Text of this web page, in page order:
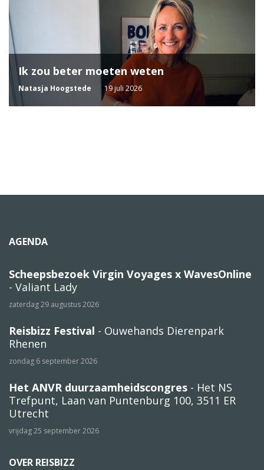
Ik zou beter moeten weten
Natasja Hoogstede 19 juli 2026
AGENDA
Scheepsbezoek Virgin Voyages x WavesOnline
- Valiant Lady
zaterdag 29 augustus 2026
Reisbizz Festival - Ouwehands Dierenpark
Rhenen
zondag 6 september 2026
Het ANVR duurzaamheidscongres - Het NS
Trefpunt, Laan van Puntenburg 100, 3511 ER
Utrecht
vrijdag 25 september 2026
OVER REISBIZZ